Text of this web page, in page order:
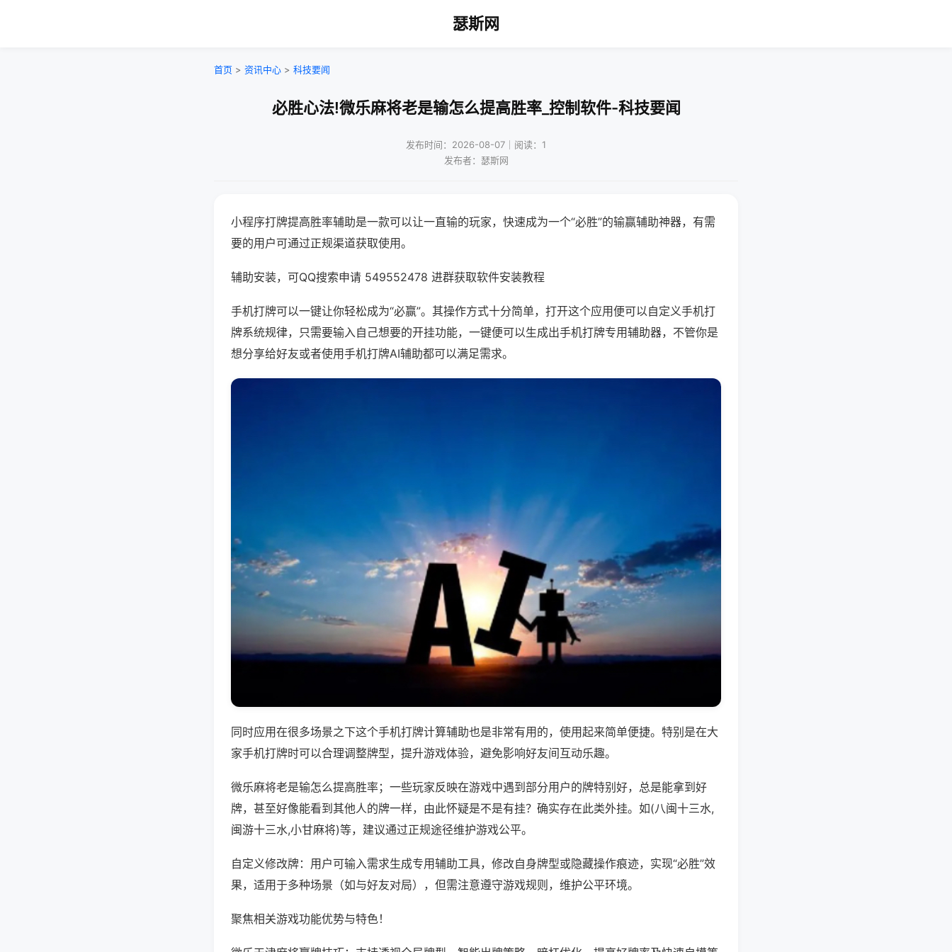
瑟斯网
首页 > 资讯中心 > 科技要闻
必胜心法!微乐麻将老是输怎么提高胜率_控制软件-科技要闻
发布时间：2026-08-07｜阅读：1
发布者：瑟斯网
小程序打牌提高胜率辅助是一款可以让一直输的玩家，快速成为一个“必胜”的输赢辅助神器，有需
要的用户可通过正规渠道获取使用。
辅助安装，可QQ搜索申请 549552478 进群获取软件安装教程
手机打牌可以一键让你轻松成为“必赢”。其操作方式十分简单，打开这个应用便可以自定义手机打
牌系统规律，只需要输入自己想要的开挂功能，一键便可以生成出手机打牌专用辅助器，不管你是
想分享给好友或者使用手机打牌AI辅助都可以满足需求。
同时应用在很多场景之下这个手机打牌计算辅助也是非常有用的，使用起来简单便捷。特别是在大
家手机打牌时可以合理调整牌型，提升游戏体验，避免影响好友间互动乐趣。
微乐麻将老是输怎么提高胜率；一些玩家反映在游戏中遇到部分用户的牌特别好，总是能拿到好
牌，甚至好像能看到其他人的牌一样，由此怀疑是不是有挂？确实存在此类外挂。如(八闽十三水,
闽游十三水,小甘麻将)等，建议通过正规途径维护游戏公平。
自定义修改牌：用户可输入需求生成专用辅助工具，修改自身牌型或隐藏操作痕迹，实现“必胜”效
果，适用于多种场景（如与好友对局），但需注意遵守游戏规则，维护公平环境。
聚焦相关游戏功能优势与特色！